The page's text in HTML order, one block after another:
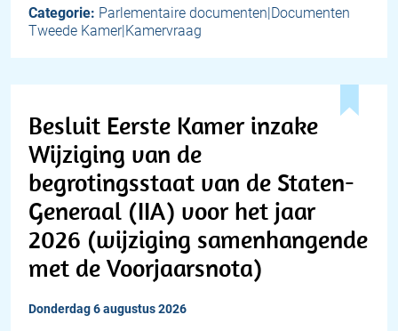
Categorie: Parlementaire documenten|Documenten
Tweede Kamer|Kamervraag
Besluit Eerste Kamer inzake
Wijziging van de
begrotingsstaat van de Staten-
Generaal (IIA) voor het jaar
2026 (wijziging samenhangende
met de Voorjaarsnota)
donderdag 6 augustus 2026